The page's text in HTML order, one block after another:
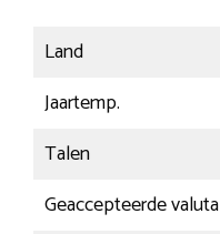
Land
Jaartemp.
Talen
Geaccepteerde valuta